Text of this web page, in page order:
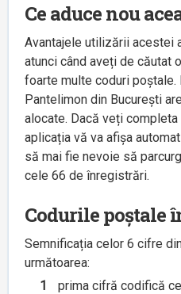
Ce aduce nou
Avantajele utilizării acestei
atunci când aveți de căutat
foarte multe coduri poștale.
Pantelimon din București
alocate. Dacă veți
aplicația vă va afișa
să mai fie nevoie să
cele 66 de înregistrări.
Codurile poștale
Semnificația celor 6 cifre
următoarea:
1
prima cifră codifică